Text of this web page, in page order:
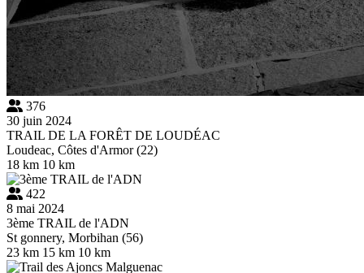
376
30 juin 2024
TRAIL DE LA FORÊT DE LOUDÉAC
Loudeac, Côtes d'Armor (22)
18 km 10 km
422
8 mai 2024
3ème TRAIL de l'ADN
St gonnery, Morbihan (56)
23 km 15 km 10 km